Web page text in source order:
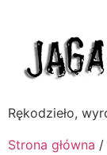
Rękodzieło,
Strona główna /